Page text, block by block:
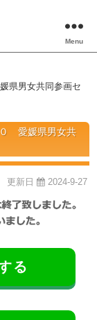
Menu
県男女共同参画セ
０ 愛媛県男女共
更新日 2024-9-27
る